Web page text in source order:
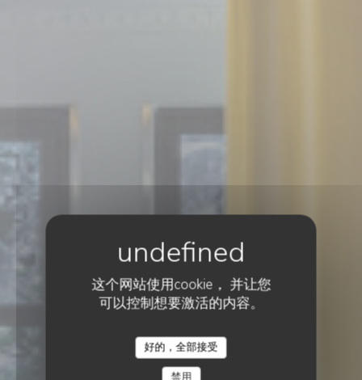
这个网站使用cookie， 并让您
可以控制想要激活的内容。
好的，全部接受
餐厅传统
• ERMONT
VIN SUR VIN